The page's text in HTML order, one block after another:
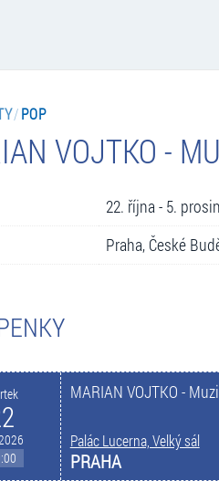
/POP
VOJTKO -
22. října - 5.
Praha, České
MARIAN VOJTKO -
Palác Lucerna, Velký sál
PRAHA